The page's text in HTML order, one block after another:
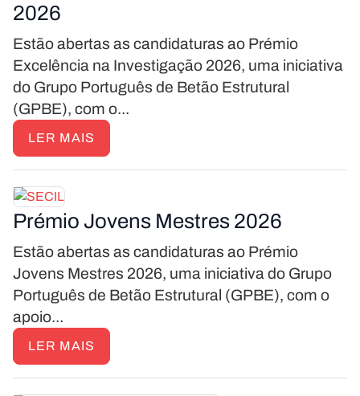
2026
Estão abertas as candidaturas ao Prémio
Excelência na Investigação 2026, uma iniciativa
do Grupo Português de Betão Estrutural
(GPBE), com o...
LER MAIS
Prémio Jovens Mestres 2026
Estão abertas as candidaturas ao Prémio
Jovens Mestres 2026, uma iniciativa do Grupo
Português de Betão Estrutural (GPBE), com o
apoio...
LER MAIS